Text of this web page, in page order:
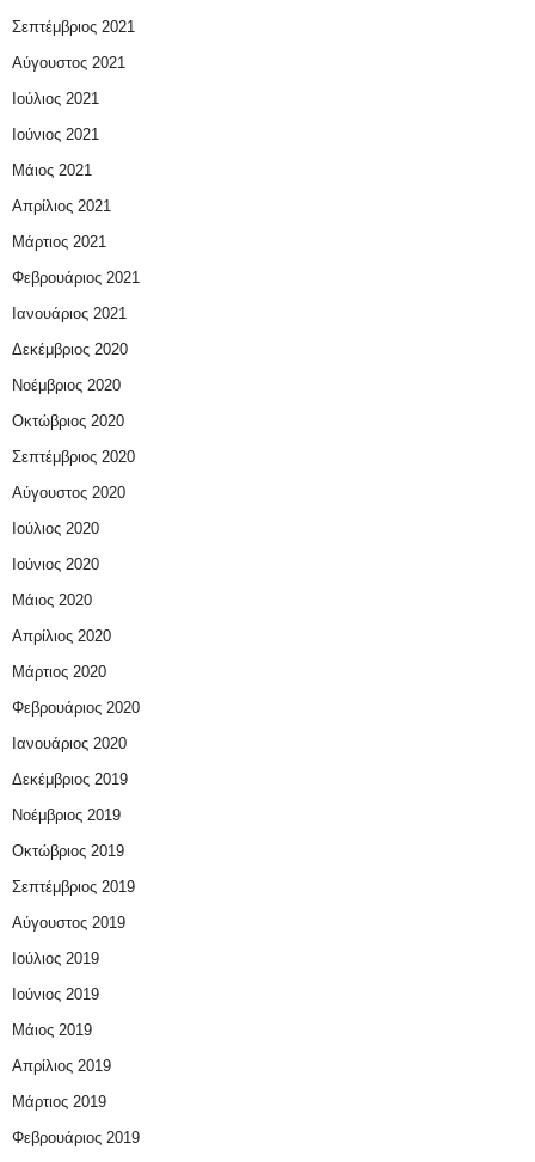
Σεπτέμβριος 2021
Αύγουστος 2021
Ιούλιος 2021
Ιούνιος 2021
Μάιος 2021
Απρίλιος 2021
Μάρτιος 2021
Φεβρουάριος 2021
Ιανουάριος 2021
Δεκέμβριος 2020
Νοέμβριος 2020
Οκτώβριος 2020
Σεπτέμβριος 2020
Αύγουστος 2020
Ιούλιος 2020
Ιούνιος 2020
Μάιος 2020
Απρίλιος 2020
Μάρτιος 2020
Φεβρουάριος 2020
Ιανουάριος 2020
Δεκέμβριος 2019
Νοέμβριος 2019
Οκτώβριος 2019
Σεπτέμβριος 2019
Αύγουστος 2019
Ιούλιος 2019
Ιούνιος 2019
Μάιος 2019
Απρίλιος 2019
Μάρτιος 2019
Φεβρουάριος 2019